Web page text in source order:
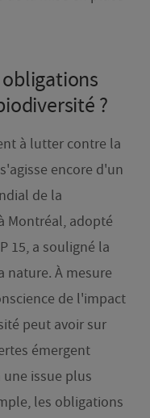
?
à lutter contre la
encore d'un
de la
Montréal, adopté
15, a souligné la
nature. À mesure
de l'impact
peut avoir sur
émergent
issue plus
les obligations